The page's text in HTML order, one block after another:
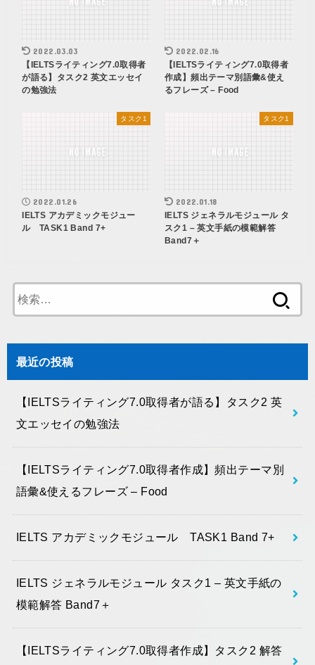
2022.03.03
【IELTSライティング7.0取得者
が語る】タスク2 英文エッセイ
の勉強法
2022.02.16
【IELTSライティング7.0取得者
作成】頻出テーマ別語彙&使え
るフレーズ – Food
タスク1
2022.01.26
IELTS アカデミックモジュー
ル TASK1 Band 7+
タスク1
2022.01.18
IELTS ジェネラルモジュール タ
スク1 – 英文手紙の模範解答
Band7＋
索:
最近の投稿
【IELTSライティング7.0取得者が語る】タスク2 英
文エッセイの勉強法
【IELTSライティング7.0取得者作成】頻出テーマ別
語彙&使えるフレーズ – Food
IELTS アカデミックモジュール TASK1 Band 7+
IELTS ジェネラルモジュール タスク1 – 英文手紙の
模範解答 Band7＋
【IELTSライティング7.0取得者作成】タスク2 解答